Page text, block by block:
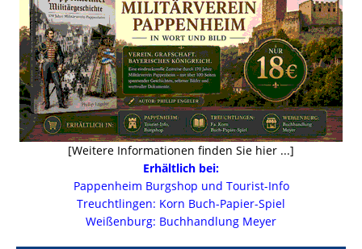
[Weitere Informationen finden Sie hier ...]
Erhältlich bei:
Pappenheim Burgshop und Tourist-Info
Treuchtlingen: Korn Buch-Papier-Spiel
Weißenburg: Buchhandlung Meyer